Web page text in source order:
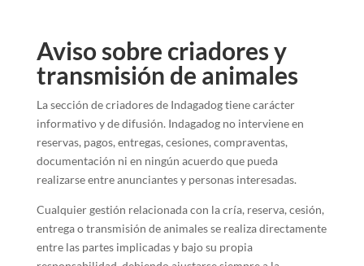
Aviso sobre criadores y
transmisión de animales
La sección de criadores de Indagadog tiene carácter
informativo y de difusión. Indagadog no interviene en
reservas, pagos, entregas, cesiones, compraventas,
documentación ni en ningún acuerdo que pueda
realizarse entre anunciantes y personas interesadas.
Cualquier gestión relacionada con la cría, reserva, cesión,
entrega o transmisión de animales se realiza directamente
entre las partes implicadas y bajo su propia